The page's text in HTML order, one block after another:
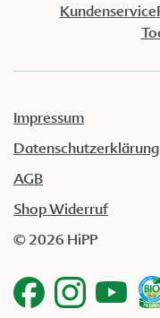
Kundenservice
Impressum
Datenschutzerklärung
AGB
Shop Widerruf
© 2026 HiPP